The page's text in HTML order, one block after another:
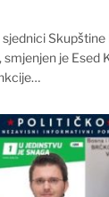
je Esed